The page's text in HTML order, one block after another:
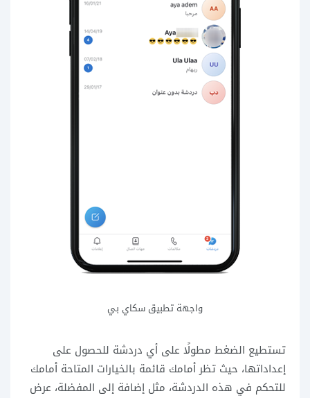
واجهة تطبيق سكاي بي
تستطيع الضغط مطولًا على أي دردشة للحصول على
إعداداتها، حيث تظر أمامك قائمة بالخيارات المتاحة أمامك
للتحكم في هذه الدردشة، مثل إضافة إلى المفضلة، عرض